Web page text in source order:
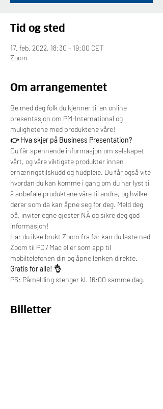
Tid og sted
17. feb. 2022, 18:30 – 19:00 CET
Zoom
Om arrangementet
Be med deg folk du kjenner til en online
presentasjon om PM-International og
mulighetene med produktene våre!
👉 Hva skjer på Business Presentation?
Du får spennende informasjon om selskapet
vårt, og våre viktigste produkter innen
ernæringstilskudd og hudpleie. Du får også vite
hvordan du kan komme i gang om du har lyst til
å anbefale produktene våre til andre, og hvilke
dører som da kan åpne seg for deg. Meld deg
på, inviter egne gjester NÅ og sikre deg god
informasjon!
Har du ikke brukt Zoom fra før kan du laste ned
Zoom til PC / Mac eller som app til
mobiltelefonen din og åpne lenken direkte.
Gratis for alle! 👌
PS: Påmelding stenger kl. 16:00 samme dag.
Billetter